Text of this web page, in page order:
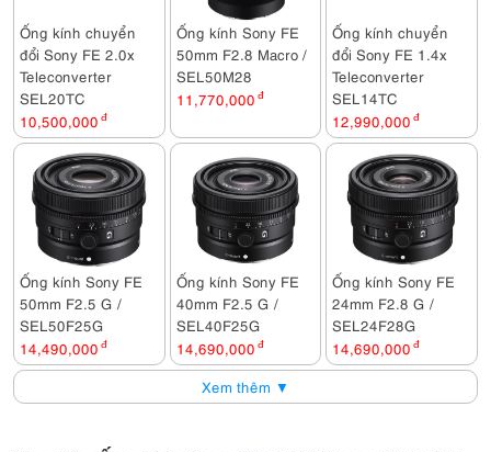
Ống kính chuyển
đổi Sony FE 2.0x
Teleconverter
SEL20TC
10,500,000 đ
Ống kính Sony FE
50mm F2.8 Macro /
SEL50M28
11,770,000 đ
Ống kính chuyển
đổi Sony FE 1.4x
Teleconverter
SEL14TC
12,990,000 đ
Ống kính Sony FE
50mm F2.5 G /
SEL50F25G
14,490,000 đ
Ống kính Sony FE
40mm F2.5 G /
SEL40F25G
14,690,000 đ
Ống kính Sony FE
24mm F2.8 G /
SEL24F28G
14,690,000 đ
Xem thêm ▼